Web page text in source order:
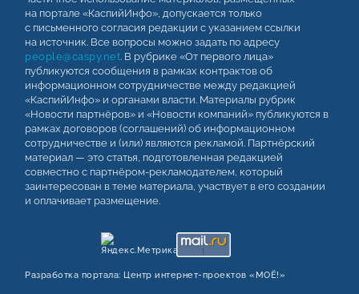
на портале «КаспийИнфо», допускается только
с письменного согласия редакции с указанием ссылки
на источник. Все вопросы можно задать по адресу
people@caspy.net. В рубрике «От первого лица»
публикуются сообщения в рамках контрактов об
информационном сотрудничестве между редакцией
«КаспийИнфо» и органами власти. Материалы рубрик
«Новости партнёров» и «Новости компаний» публикуются в
рамках договоров (соглашений) об информационном
сотрудничестве и (или) являются рекламой. Партнёрский
материал — это статья, подготовленная редакцией
совместно с партнёром-рекламодателем, который
заинтересован в теме материала, участвует в его создании
и оплачивает размещение.
Разработка портала: Центр интернет‑проектов «МОЁ!»